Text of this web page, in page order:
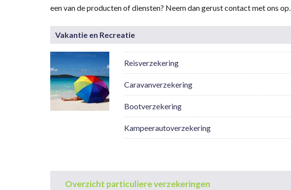
een van de producten of diensten? Neem dan gerust contact met ons op.
Vakantie en Recreatie
Reisverzekering
Caravanverzekering
Bootverzekering
Kampeerautoverzekering
Overzicht particuliere verzekeringen